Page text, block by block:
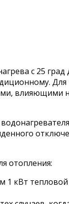
с 25 град
влияющими
отопления:
кВт тепловой